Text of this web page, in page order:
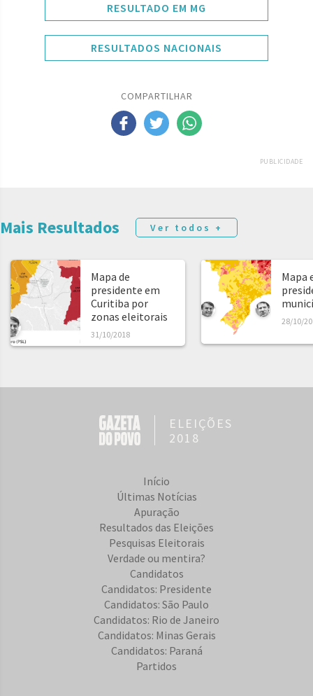
RESULTADO EM MG
RESULTADOS NACIONAIS
COMPARTILHAR
PUBLICIDADE
Mais Resultados Ver todos +
Mapa de
presidente em
Curitiba por
zonas eleitorais
31/10/2018
Mapa
28/10/
ELEIÇÕES
2018
Início
Últimas Notícias
Apuração
Resultados das Eleições
Pesquisas Eleitorais
Verdade ou mentira?
Candidatos
Candidatos: Presidente
Candidatos: São Paulo
Candidatos: Rio de Janeiro
Candidatos: Minas Gerais
Candidatos: Paraná
Partidos